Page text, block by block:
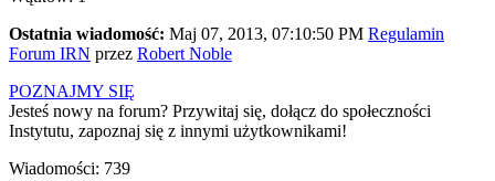
Ostatnia wiadomość: Maj 07, 2013, 07:10:50 PM Regulamin
Forum IRN przez Robert Noble
POZNAJMY SIĘ
Jesteś nowy na forum? Przywitaj się, dołącz do społeczności
Instytutu, zapoznaj się z innymi użytkownikami!
Wiadomości: 739